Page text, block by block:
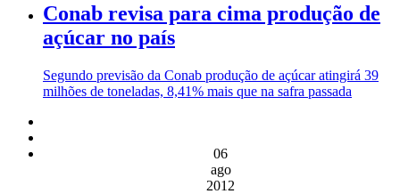
Conab revisa para cima produção de
açúcar no país
Segundo previsão da Conab produção de açúcar atingirá 39
milhões de toneladas, 8,41% mais que na safra passada
06
ago
2012